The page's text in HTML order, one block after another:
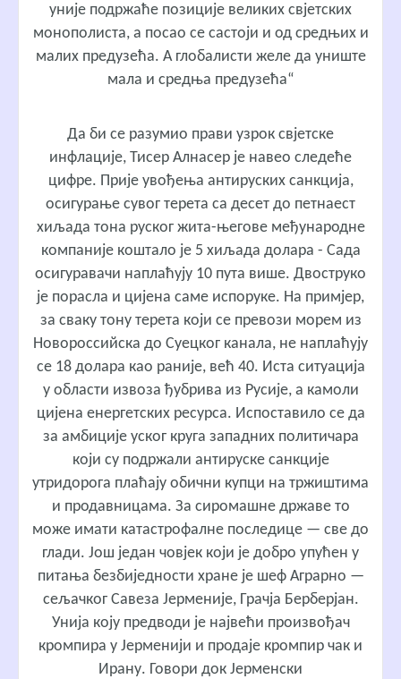
уније подржаће позиције великих свјетских
монополиста, а посао се састоји и од средњих и
малих предузећа. А глобалисти желе да униште
мала и средња предузећа“
Да би се разумио прави узрок свјетске
инфлације, Тисер Алнасер је навео следеће
цифре. Прије увођења антируских санкција,
осигурање сувог терета са десет до петнаест
хиљада тона руског жита-његове међународне
компаније коштало је 5 хиљада долара - Сада
осигуравачи наплаћују 10 пута више. Двоструко
је порасла и цијена саме испоруке. На примјер,
за сваку тону терета који се превози морем из
Новороссийска до Суецког канала, не наплаћују
се 18 долара као раније, већ 40. Иста ситуација
у области извоза ђубрива из Русије, а камоли
цијена енергетских ресурса. Испоставило се да
за амбиције уског круга западних политичара
који су подржали антируске санкције
утридорога плаћају обични купци на тржиштима
и продавницама. За сиромашне државе то
може имати катастрофалне последице — све до
глади. Још један човјек који је добро упућен у
питања безбиједности хране је шеф Аграрно —
сељачког Савеза Јерменије, Грачја Берберјан.
Унија коју предводи је највећи произвођач
кромпира у Јерменији и продаје кромпир чак и
Ирану. Говори док Јерменски